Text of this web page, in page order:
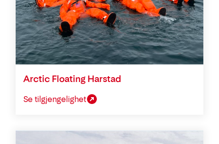
Arctic Floating Harstad
Se tilgjengelighet